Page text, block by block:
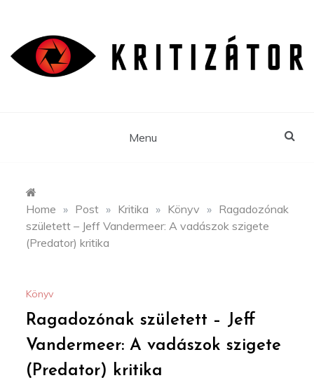
content
Menu
Home » Post » Kritika » Könyv » Ragadozónak
született – Jeff Vandermeer: A vadászok szigete
(Predator) kritika
Könyv
Ragadozónak született – Jeff
Vandermeer: A vadászok szigete
(Predator) kritika